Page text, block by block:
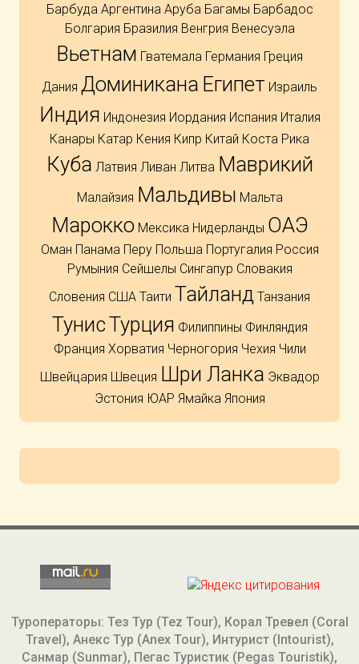
Барбуда Аргентина Аруба Багамы Барбадос
Болгария Бразилия Венгрия Венесуэла
Вьетнам Гватемала Германия Греция
Дания Доминикана Египет Израиль
Индия Индонезия Иордания Испания Италия
Канары Катар Кения Кипр Китай Коста Рика
Куба Латвия Ливан Литва Маврикий
Малайзия Мальдивы Мальта
Марокко Мексика Нидерланды ОАЭ
Оман Панама Перу Польша Португалия Россия
Румыния Сейшелы Сингапур Словакия
Словения США Таити Тайланд Танзания
ТунисТурция Филиппины Финляндия
Франция Хорватия Черногория Чехия Чили
Швейцария Швеция Шри Ланка Эквадор
Эстония ЮАР Ямайка Япония
Туроператоры: Тез Тур (Tez Tour), Корал Тревел (Coral
Travel), Анекс Тур (Anex Tour), Интурист (Intourist),
Санмар (Sunmar), Пегас Туристик (Pegas Touristik),